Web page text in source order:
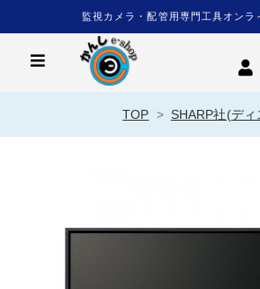
監視カメラ・配管用専門工具オンラ
TOP SHARP社(デ